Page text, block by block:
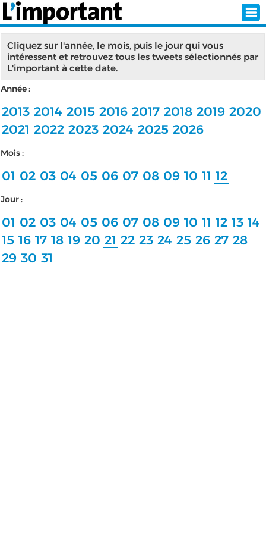
INSCRIPTION
SÉLECTION DE L'ÉTÉ
ABONNEZ-VOUS À LA NEWSLETTER!
< RETOUR À L'ACCUEIL
Cliquez sur l'année, le mois, puis le jour qui vous
intéressent et retrouvez tous les tweets sélectionnés par
L'important à cette date.
Année :
2013 2014 2015 2016 2017 2018 2019 2020
2021 2022 2023 2024 2025 2026
Mois :
01 02 03 04 05 06 07 08 09 10 11 12
Jour :
01 02 03 04 05 06 07 08 09 10 11 12 13 14
15 16 17 18 19 20 21 22 23 24 25 26 27 28
29 30 31